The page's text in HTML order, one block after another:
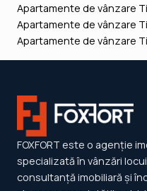
Apartamente de vânzare
Apartamente de vânzare
Apartamente de vânzare
FOXFORT este o agenție
specializată în vânzări
consultanță imobiliară și